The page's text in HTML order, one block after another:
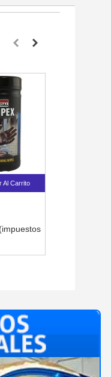
Al Carrito
(impuestos